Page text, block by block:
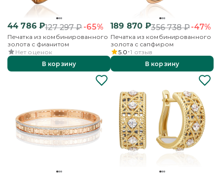
44 786₽127 297₽-65%
Печатка из комбинированного
золота с фианитом
Нет оценок
В корзину
189 870 ₽356 738₽-47%
Печатка из комбинированного
золота с сапфиром
5.0 1 отзыв
В корзину